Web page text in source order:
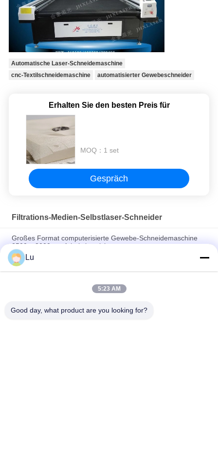
Automatische Laser-Schneidemaschine
cnc-Textilschneidemaschine
automatisierter Gewebeschneider
Erhalten Sie den besten Preis für
MOQ： 1 set
Gespräch
Filtrations-Medien-Selbstlaser-Schneider
Großes Format computerisierte Gewebe-Schneidemaschine
2500 × 3000mm Arbeitsbereich
Filterstoff-automatische Laser-Schneidemaschine-einfache
Operations-Stall-Leistung
Polyester-nichtgewebte Gewebe-Laser-Ausschnitt-Ausrüstung,
Lu
5:23 AM
Good day, what product are you looking for?